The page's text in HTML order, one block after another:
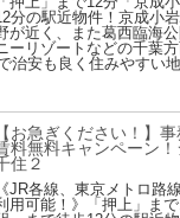
分の駅近物件！京成小
が近く、また葛西臨海
ーリゾートなどの千葉
治安も良く住みやすい地
【お急ぎください！】
料無料キャンペーン
住２
《JR各線、東京メトロ路
用可能！》「押上」ま